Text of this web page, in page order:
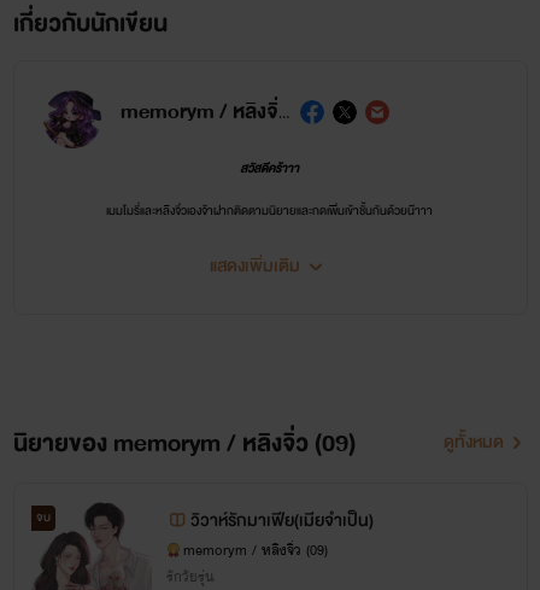
เกี่ยวกับนักเขียน
memorym / หลิงจิ่ว (09)
สวัสดีคร้าาา
เมมโมรี่และหลิงจิ่วเองจ้าฝากติดตามนิยายและกดเพิ่มเข้าชั้นกันด้วยน๊าาา
ช่องทางการติดตาม
ติดตามงานได้ทุกช่องทางค่ะ
ไปที่ตั้งค่าและกดแสดงปก AI นะคะ เนื่องจากภาพปกบางภาพของไรท์ใช้ปก AI และปกวาด
*ฝากถึงบุคคลที่ขยันกดรายงาน ถ้าคุณมีปัญหากับเราทักมาคุยกันค่ะ หลิงจิ่วไม่เคยมีปัญหากับใคร
แสดงเพิ่มเติม
นิยายของ memorym / หลิงจิ่ว (09) ดูทั้งหมด
จบ วิวาห์รักมาเฟีย(เมียจำเป็น)
memorym / หลิงจิ่ว (09)
รักวัยรุ่น